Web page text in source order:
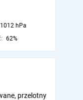
1012 hPa
62%
przelotny